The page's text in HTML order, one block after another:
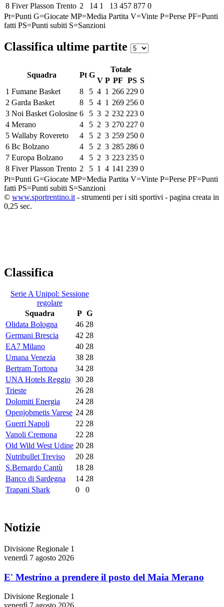
8 Fiver Plasson Trento 2 14 1 13 457 877 0
Pt=Punti G=Giocate MP=Media Partita V=Vinte P=Perse PF=Punti
fatti PS=Punti subiti S=Sanzioni
Classifica ultime partite
Squadra Pt G
Totale
V P PF PS S
1 Fumane Basket 8 5 4 1 266 229 0
2 Garda Basket 8 5 4 1 269 256 0
3 Noi Basket Golosine 6 5 3 2 232 223 0
4 Merano 4 5 2 3 270 227 0
5 Wallaby Rovereto 4 5 2 3 259 250 0
6 Bc Bolzano 4 5 2 3 285 286 0
7 Europa Bolzano 4 5 2 3 223 235 0
8 Fiver Plasson Trento 2 5 1 4 141 239 0
Pt=Punti G=Giocate MP=Media Partita V=Vinte P=Perse PF=Punti
fatti PS=Punti subiti S=Sanzioni
© www.sportrentino.it - strumenti per i siti sportivi - pagina creata in
0,25 sec.
Classifica
Serie A Unipol: Sessione
regolare
Squadra
P G
Olidata Bologna
46 28
Germani Brescia
42 28
EA7 Milano
40 28
Umana Venezia
38 28
Bertram Tortona
34 28
UNA Hotels Reggio 30 28
Trieste
26 28
Dolomiti Energia
24 28
Openjobmetis Varese 24 28
Guerri Napoli
22 28
Vanoli Cremona
22 28
Old Wild West Udine 20 28
Nutribullet Treviso
20 28
S.Bernardo Cantù
18 28
Banco di Sardegna
14 28
Trapani Shark
0 0
Notizie
Divisione Regionale 1
venerdì 7 agosto 2026
E' Mestrino a prendere il posto del Maia Merano
Divisione Regionale 1